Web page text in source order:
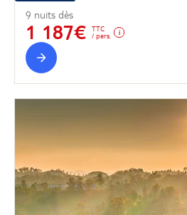
9 nuits dès
1 187€
TTC
/ pers.